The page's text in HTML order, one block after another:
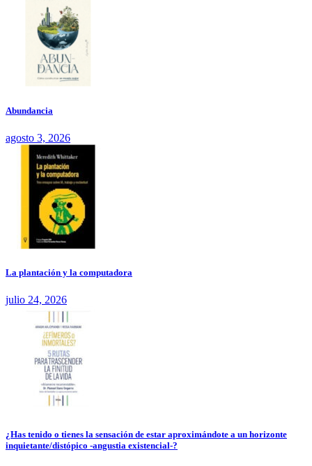
Abundancia
agosto 3, 2026
La plantación y la computadora
julio 24, 2026
¿Has tenido o tienes la sensación de estar aproximándote a un horizonte
inquietante/distópico -angustia existencial-?